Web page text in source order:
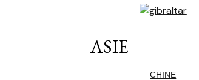
ASIE
CHINE